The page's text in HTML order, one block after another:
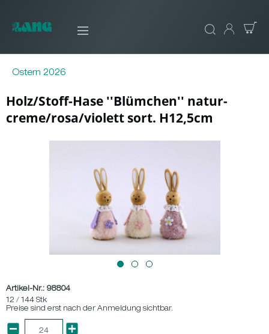
Ostern 2026
Holz/Stoff-Hase ''Blümchen'' natur-
creme/rosa/violett sort. H12,5cm
Artikel-Nr.: 98804
12 / 144 Stk
Preise sind erst nach der Anmeldung sichtbar.